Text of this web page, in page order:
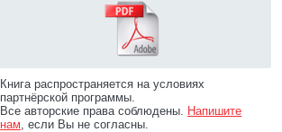
Книга распространяется на условиях
партнёрской программы.
Все авторские права соблюдены. Напишите
нам, если Вы не согласны.